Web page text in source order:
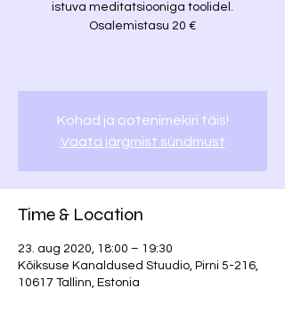
istuva meditatsiooniga toolidel.
Osalemistasu 20 €
Kohad ja ootenimekiri täis!
Vaata järgmist sündmust
Time & Location
23. aug 2020, 18:00 – 19:30
Kõiksuse Kanaldused Stuudio, Pirni 5-216,
10617 Tallinn, Estonia